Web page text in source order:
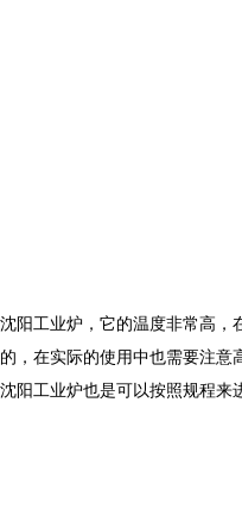
沈阳工业炉，它的温度非常高，
的，在实际的使用中也需要注意
沈阳工业炉也是可以按照规程来